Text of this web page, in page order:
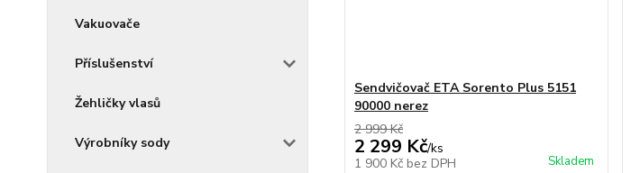
Vakuovače
Příslušenství
Žehličky vlasů
Výrobníky sody
Sendvičovač ETA Sorento Plus 5151
90000 nerez
2 999 Kč
2 299 Kč/ks
1 900 Kč bez DPH Skladem